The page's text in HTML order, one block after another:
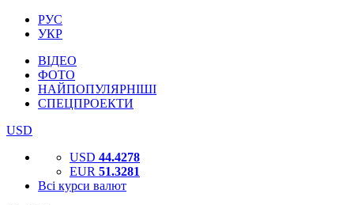
РУС
УКР
ВІДЕО
ФОТО
НАЙПОПУЛЯРНІШІ
СПЕЦПРОЕКТИ
USD
USD 44.4278
EUR 51.3281
Всі курси валют